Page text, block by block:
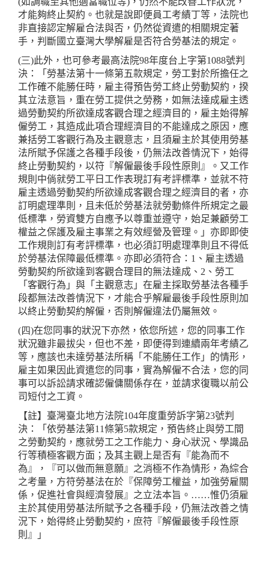
才能夠終止契約。也就是說即便員工考績丁等，法院也
非直接認定解雇合法與否，仍然從資遣的相關規定著
手，判斷國立臺灣大學解雇是否符合勞基法的規定。
(三)此外，也可參考最高法院98年度台上字第1088號判
決：「勞基法第十一條第五款規定，勞工對於所擔任之
工作確不能勝任時，雇主得預告勞工終止勞動契約，揆
其立法意旨，重在勞工提供之勞務，如無法達成雇主透
過勞動契約所欲達成客觀合理之經濟目的，雇主始得解
僱勞工，其造成此項合理經濟目的不能達成之原因，應
兼括勞工客觀行為及主觀意志，且須雇主於其使用勞基
法所賦予保護之各種手段後，仍無法改善情況下，始得
終止勞動契約，以符『解僱最後手段性原則』。又工作
規則中倘就勞工平日工作表現訂有考評標準，並就不符
雇主透過勞動契約所欲達成客觀合理之經濟目的者，亦
訂明處理準則，且未低於勞基法就勞動條件所規定之最
低標準，勞資雙方自應予以尊重並遵守，始足兼顧勞工
權益之保護及雇主事業之有效經營及管理。」亦即即使
工作規則訂有考評標準，也必須訂明處理準則且不得低
於勞基法保障最低標準。亦即必須符合：1、雇主透過
勞動契約所欲達到客觀合理目的無法達成、2、勞工
「客觀行為」與「主觀意志」在雇主採取勞基法各種手
段都無法改善情況下，才能合乎解雇最後手段性原則加
以終止勞動契約解僱，否則解僱違法仍屬無效。
(四)在您同事的狀況下亦然，依您所述，您的同事工作
狀況雖非最拔尖，但也不差，即便得到連續兩年考績乙
等，應該也未達勞基法所稱「不能勝任工作」的情形，
雇主如果因此資遣您的同事，實為解僱不合法，您的同
事可以訴訟請求確認僱傭關係存在，並請求復職以前公
司短付之工資。
【註】臺灣臺北地方法院104年度重勞訴字第23號判
決：「依勞基法第11條第5款規定，預告終止與勞工間
之勞動契約，應就勞工之工作能力、身心狀況、學識品
行等積極客觀方面；及其主觀上是否有『能為而不
為』，『可以做而無意願』之消極不作為情形，為綜合
之考量，方符勞基法在於『保障勞工權益，加強勞雇關
係，促進社會與經濟發展』之立法本旨。……惟仍須雇
主於其使用勞基法所賦予之各種手段，仍無法改善之情
況下，始得終止勞動契約，庶符『解僱最後手段性原
則』」